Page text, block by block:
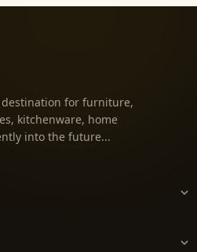
destination for furniture,
kitchenware, home
into the future...